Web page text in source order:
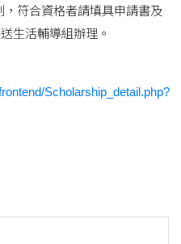
符合資格者請填具申請書及
生活輔導組辦理。
Scholarship_detail.php?